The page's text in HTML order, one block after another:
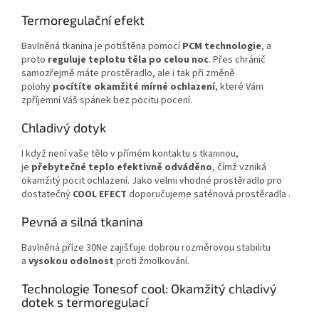
Termoregulační efekt
Bavlněná tkanina je potištěna pomocí PCM technologie, a
proto reguluje teplotu těla po celou noc. Přes chránič
samozřejmě máte prostěradlo, ale i tak při změně
polohy pocítíte okamžité mírné ochlazení, které Vám
zpříjemní Váš spánek bez pocitu pocení.
Chladivý dotyk
I když není vaše tělo v přímém kontaktu s tkaninou,
je přebytečné teplo efektivně odváděno, čímž vzniká
okamžitý pocit ochlazení. Jako velmi vhodné prostěradlo pro
dostatečný COOL EFECT doporučujeme saténová prostěradla .
Pevná a silná tkanina
Bavlněná příze 30Ne zajišťuje dobrou rozměrovou stabilitu
a vysokou odolnost proti žmolkování.
Technologie Tonesof cool: Okamžitý chladivý
dotek s termoregulací